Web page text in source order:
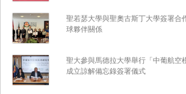
聖若瑟大學與聖奧古斯丁大學簽署合
球夥伴關係
聖大參與馬德拉大學舉行「中葡航空
成立諒解備忘錄簽署儀式